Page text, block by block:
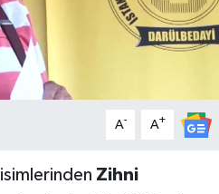
A- A+
Zihni